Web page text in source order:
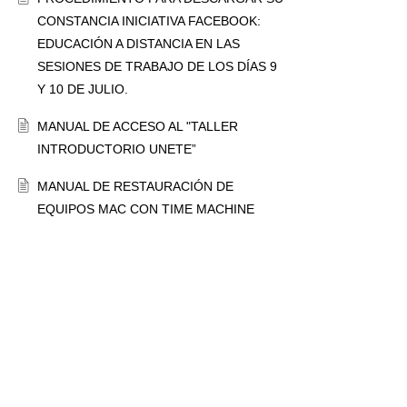
CONSTANCIA INICIATIVA FACEBOOK:
EDUCACIÓN A DISTANCIA EN LAS
SESIONES DE TRABAJO DE LOS DÍAS 9
Y 10 DE JULIO.
MANUAL DE ACCESO AL "TALLER
INTRODUCTORIO UNETE”
MANUAL DE RESTAURACIÓN DE
EQUIPOS MAC CON TIME MACHINE